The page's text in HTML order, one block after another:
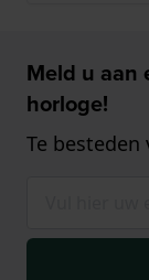
Meld u aan
horloge!
Te besteden